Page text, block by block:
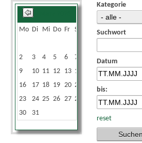
Mo Di Mi Do Fr Sa
2
3 4 5 6 7
9
10 11 12 13 14
16
17 18 19 20 21
23
24 25 26 27 28
30
31
Kategorie
Suchwort
Datum
bis:
reset